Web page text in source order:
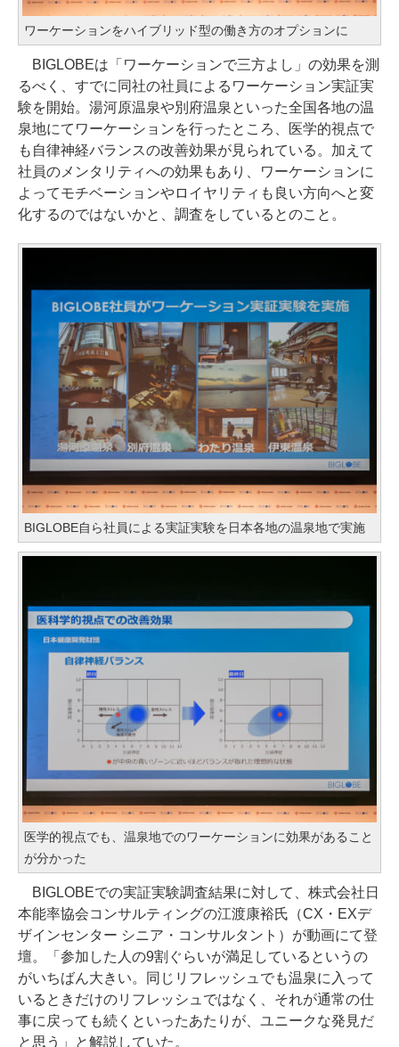
ワーケーションをハイブリッド型の働き方のオプションに
BIGLOBEは「ワーケーションで三方よし」の効果を測
るべく、すでに同社の社員によるワーケーション実証実
験を開始。湯河原温泉や別府温泉といった全国各地の温
泉地にてワーケーションを行ったところ、医学的視点で
も自律神経バランスの改善効果が見られている。加えて
社員のメンタリティへの効果もあり、ワーケーションに
よってモチベーションやロイヤリティも良い方向へと変
化するのではないかと、調査をしているとのこと。
BIGLOBE自ら社員による実証実験を日本各地の温泉地で実施
医学的視点でも、温泉地でのワーケーションに効果があること
が分かった
BIGLOBEでの実証実験調査結果に対して、株式会社日
本能率協会コンサルティングの江渡康裕氏（CX・EXデ
ザインセンター シニア・コンサルタント）が動画にて登
壇。「参加した人の9割ぐらいが満足しているというの
がいちばん大きい。同じリフレッシュでも温泉に入って
いるときだけのリフレッシュではなく、それが通常の仕
事に戻っても続くといったあたりが、ユニークな発見だ
と思う」と解説していた。